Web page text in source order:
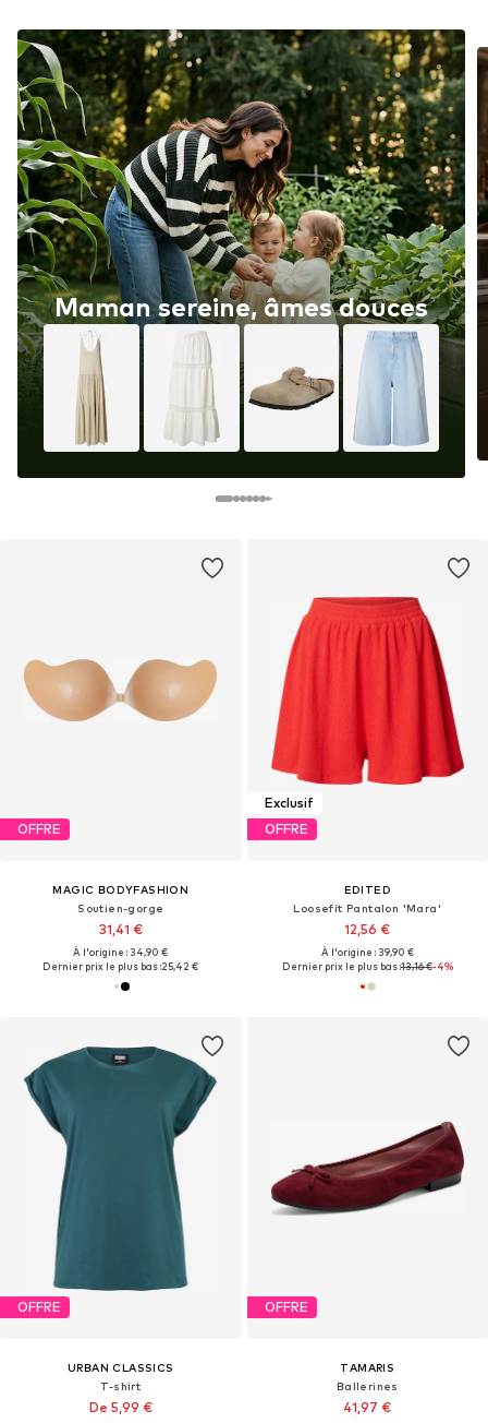
OFFRE
MAGIC BODYFASHION
Soutien-gorge
31,41 €
À l'origine : 34,90 €
Dernier prix le plus bas :25,42 €
Exclusif
OFFRE
EDITED
Loosefit Pantalon 'Mara'
12,56 €
À l'origine : 39,90 €
Dernier prix le plus bas :13,16 €-4%
Maman sereine, âmes douces
OFFRE
URBAN CLASSICS
T-shirt
De 5,99 €
OFFRE
TAMARIS
Ballerines
41,97 €